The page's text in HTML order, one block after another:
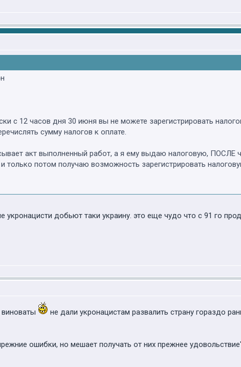
с 12 часов дня 30 июня вы не можете зарегистрировать
сумму налогов к оплате.
акт выполненный работ, а я ему выдаю налоговую, ПОСЛЕ
только потом получаю возможность зарегистрировать
укронацисти добьют таки украину. это еще чудо что с 91 го
не дали укронацистам развалить страну гораздо
ошибки, но мешает получать от них прежнее